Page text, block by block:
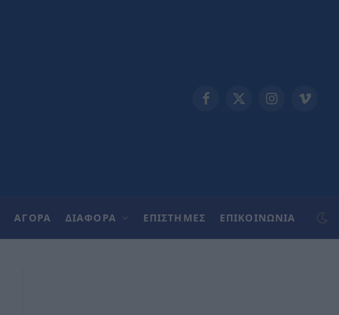
Facebook
X
InstagramVimeo
ΑΓΟΡΑ ΔΙΑΦΟΡΑ ΕΠΙΣΤΗΜΕΣ ΕΠΙΚΟΙΝΩΝΊΑ